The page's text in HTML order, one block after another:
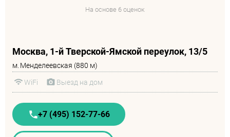
На основе 6 оценок
Москва, 1-й Тверской-Ямской переулок, 13/5
м. Менделеевская (880 м)
WiFi Выезд на дом
+7 (495) 152-77-66